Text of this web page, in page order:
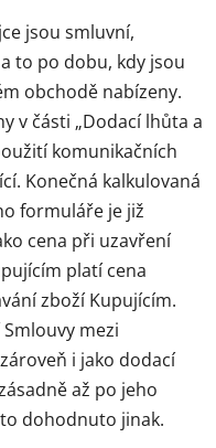
jsou smluvní,
to po dobu, kdy jsou
obchodě nabízeny.
v části „Dodací lhůta a
komunikačních
Konečná kalkulovaná
formuláře je již
cena při uzavření
platí cena
zboží Kupujícím.
mezi
i jako dodací
až po jeho
dohodnuto jinak.